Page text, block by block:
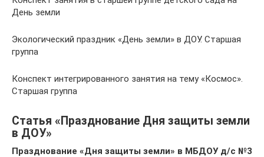
День земли
Экологический праздник «День земли» в ДОУ. Старшая
группа
Конспект интегрированного занятия на тему «Космос».
Старшая группа
Статья «Празднование Дня защиты земли
в ДОУ»
Празднование «Дня защиты земли» в МБДОУ д/с №3